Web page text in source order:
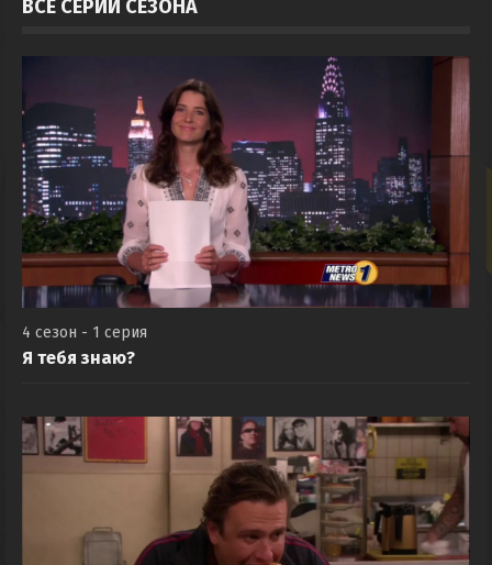
ВСЕ СЕРИИ СЕЗОНА
4 сезон - 1 серия
Я тебя знаю?